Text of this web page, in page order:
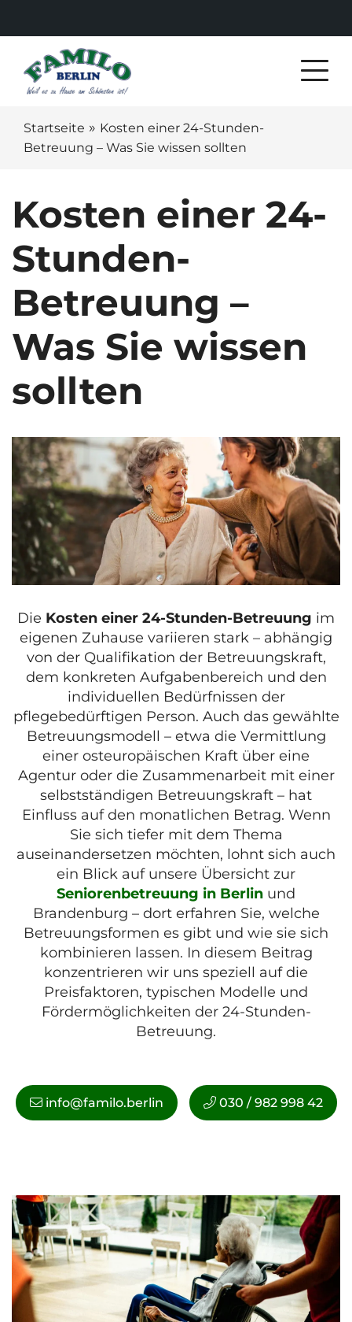
Startseite » Kosten einer 24-Stunden-
Betreuung – Was Sie wissen sollten
Kosten einer 24-
Stunden-
Betreuung –
Was Sie wissen
sollten
Die Kosten einer 24-Stunden-Betreuung im
eigenen Zuhause variieren stark – abhängig
von der Qualifikation der Betreuungskraft,
dem konkreten Aufgabenbereich und den
individuellen Bedürfnissen der
pflegebedürftigen Person. Auch das gewählte
Betreuungsmodell – etwa die Vermittlung
einer osteuropäischen Kraft über eine
Agentur oder die Zusammenarbeit mit einer
selbstständigen Betreuungskraft – hat
Einfluss auf den monatlichen Betrag. Wenn
Sie sich tiefer mit dem Thema
auseinandersetzen möchten, lohnt sich auch
ein Blick auf unsere Übersicht zur
Seniorenbetreuung in Berlin und
Brandenburg – dort erfahren Sie, welche
Betreuungsformen es gibt und wie sie sich
kombinieren lassen. In diesem Beitrag
konzentrieren wir uns speziell auf die
Preisfaktoren, typischen Modelle und
Fördermöglichkeiten der 24-Stunden-
Betreuung.
info@familo.berlin 030 / 982 998 42